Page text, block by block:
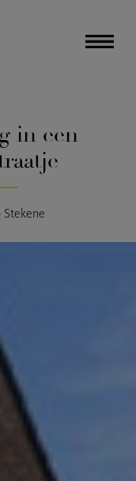
in een
Stekene